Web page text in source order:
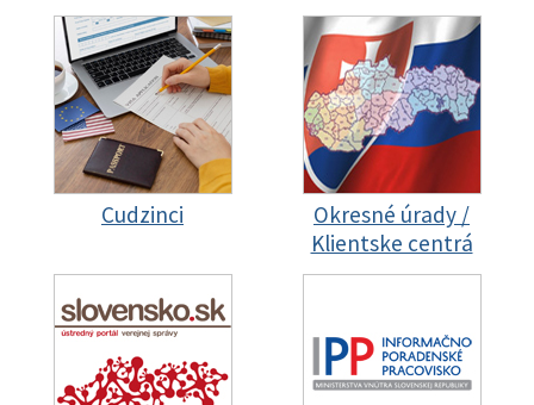
Cudzinci
Okresné úrady /
Klientske centrá